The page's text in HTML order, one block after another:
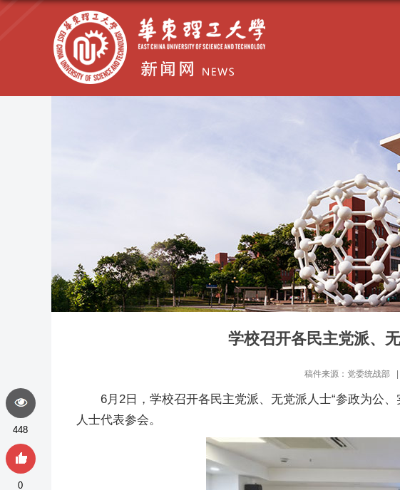
学校召开各民主党派、
稿件来源：党委统战部 |
6月2日，学校召开各民主党派、无党派人士“参政为公
人士代表参会。
448
0